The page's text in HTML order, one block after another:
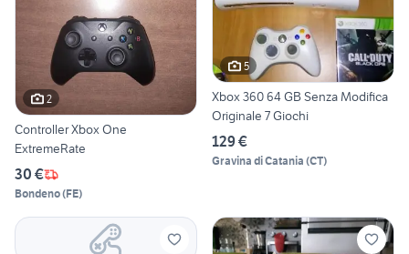
2
Controller Xbox One
ExtremeRate
30 €
Bondeno(FE)
5
Xbox 360 64 GB Senza Modifica
Originale 7 Giochi
129 €
Gravina di Catania (CT)